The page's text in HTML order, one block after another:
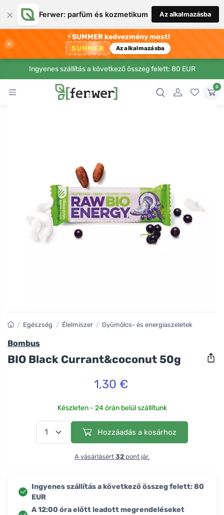
× Ferwer: parfüm és kozmetikum Az alkalmazásba
×
⚡SUMMER kedvezmény most!
SUMMER Az alkalmazásba
Ingyenes szállítás a következő összeg felett: 80 EUR
0
/ Egészség / Élelmiszer / Gyümölcs- és energiaszeletek
Bombus
BIO Black Currant&coconut 50g
1,30 €
Készleten - 24 órán belül szállítunk
Hozzáadás a kosárhoz
A vásárlásért 32 pont jár.
Ingyenes szállítás a következő összeg felett: 80
EUR
A 12:00 óra előtt leadott megrendeléseket